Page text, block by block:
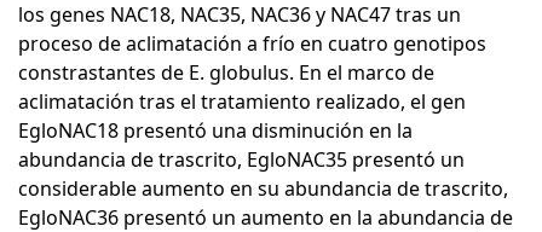
los genes NAC18, NAC35, NAC36 y NAC47 tras un
proceso de aclimatación a frío en cuatro genotipos
constrastantes de E. globulus. En el marco de
aclimatación tras el tratamiento realizado, el gen
EgloNAC18 presentó una disminución en la
abundancia de trascrito, EgloNAC35 presentó un
considerable aumento en su abundancia de trascrito,
EgloNAC36 presentó un aumento en la abundancia de